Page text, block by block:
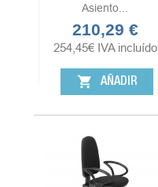
Asiento...
Precio
210,29 €
254,45€ IVA incluído
shopping_cart AÑADIR